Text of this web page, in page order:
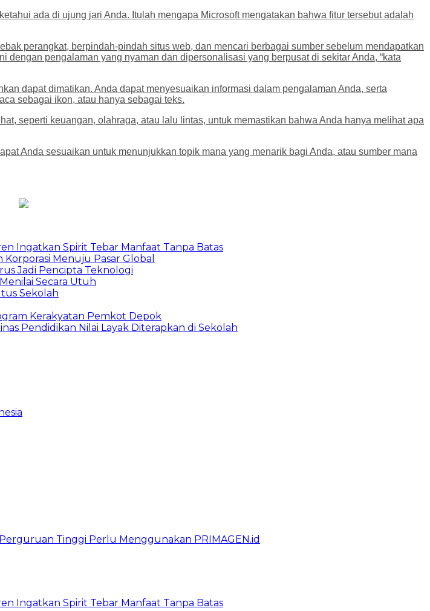
ada di ujung jari Anda. Itulah mengapa Microsoft mengatakan bahwa fitur tersebut adalah
perangkat, berpindah-pindah situs web, dan mencari berbagai sumber sebelum mendapatkan
pengalaman yang nyaman dan dipersonalisasi yang berpusat di sekitar Anda, “kata
dapat dimatikan. Anda dapat menyesuaikan informasi dalam pengalaman Anda, serta
sebagai ikon, atau hanya sebagai teks.
seperti keuangan, olahraga, atau lalu lintas, untuk memastikan bahwa Anda hanya melihat apa
Anda sesuaikan untuk menunjukkan topik mana yang menarik bagi Anda, atau sumber mana
Ingatkan Spirit Tebar Manfaat Tanpa Batas
Menuju Pasar Global
Jadi Pencipta Teknologi
Secara Utuh
Sekolah
Kerakyatan Pemkot Depok
Pendidikan Nilai Layak Diterapkan di Sekolah
Tinggi Perlu Menggunakan PRIMAGEN.id
Ingatkan Spirit Tebar Manfaat Tanpa Batas